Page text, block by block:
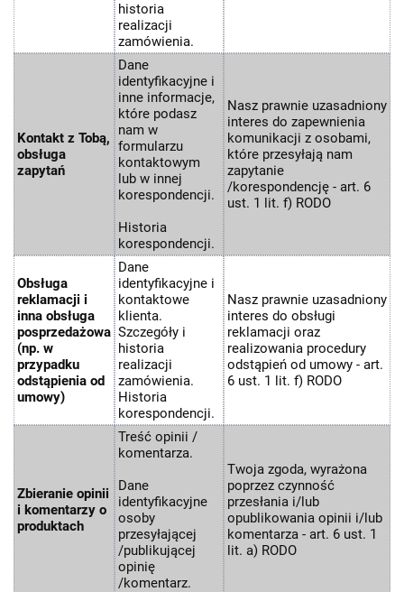
historia
realizacji
zamówienia.
Kontakt z Tobą,
obsługa
zapytań
Dane
identyfikacyjne i
inne informacje,
które podasz
nam w
formularzu
kontaktowym
lub w innej
korespondencji.
Historia
korespondencji.
Nasz prawnie uzasadniony
interes do zapewnienia
komunikacji z osobami,
które przesyłają nam
zapytanie
/korespondencję - art. 6
ust. 1 lit. f) RODO
Obsługa
reklamacji i
inna obsługa
posprzedażowa
(np. w
przypadku
odstąpienia od
umowy)
Dane
identyfikacyjne i
kontaktowe
klienta.
Szczegóły i
historia
realizacji
zamówienia.
Historia
korespondencji.
Nasz prawnie uzasadniony
interes do obsługi
reklamacji oraz
realizowania procedury
odstąpień od umowy - art.
6 ust. 1 lit. f) RODO
Zbieranie opinii
i komentarzy o
produktach
Treść opinii /
komentarza.
Dane
identyfikacyjne
osoby
przesyłającej
/publikującej
opinię
/komentarz.
Twoja zgoda, wyrażona
poprzez czynność
przesłania i/lub
opublikowania opinii i/lub
komentarza - art. 6 ust. 1
lit. a) RODO